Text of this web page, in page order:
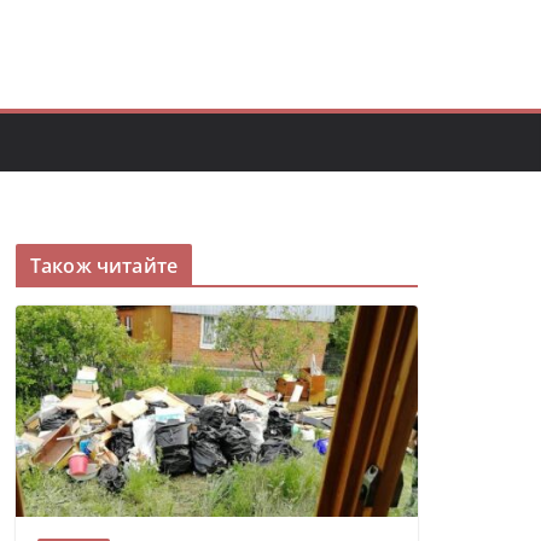
Також читайте